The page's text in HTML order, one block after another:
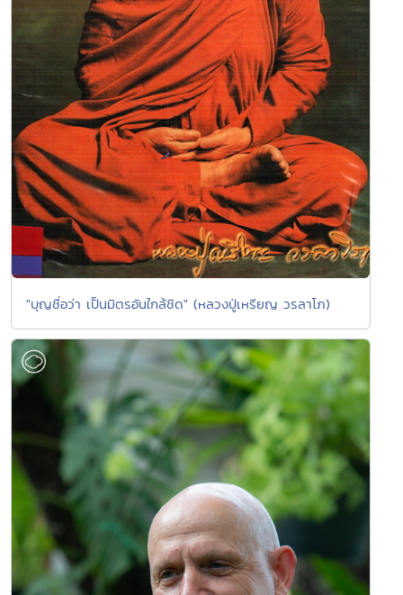
"บุญชื่อว่า เป็นมิตรอันใกล้ชิด" (หลวงปู่เหรียญ วรลาโภ)